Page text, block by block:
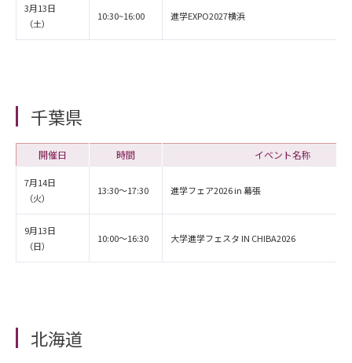
3月13日
（土）
10:30~16:00 進学EXPO2027横浜
千葉県
開催日 時間 イベント名称
7月14日
（火）
13:30～17:30 進学フェア2026 in 幕張
9月13日
（日）
10:00～16:30 大学進学フェスタ IN CHIBA2026
北海道